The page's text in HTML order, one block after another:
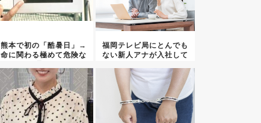
熊本で初の「酷暑日」→
命に関わる極めて危険な
福岡テレビ局にとんでも
ない新人アナが入社して